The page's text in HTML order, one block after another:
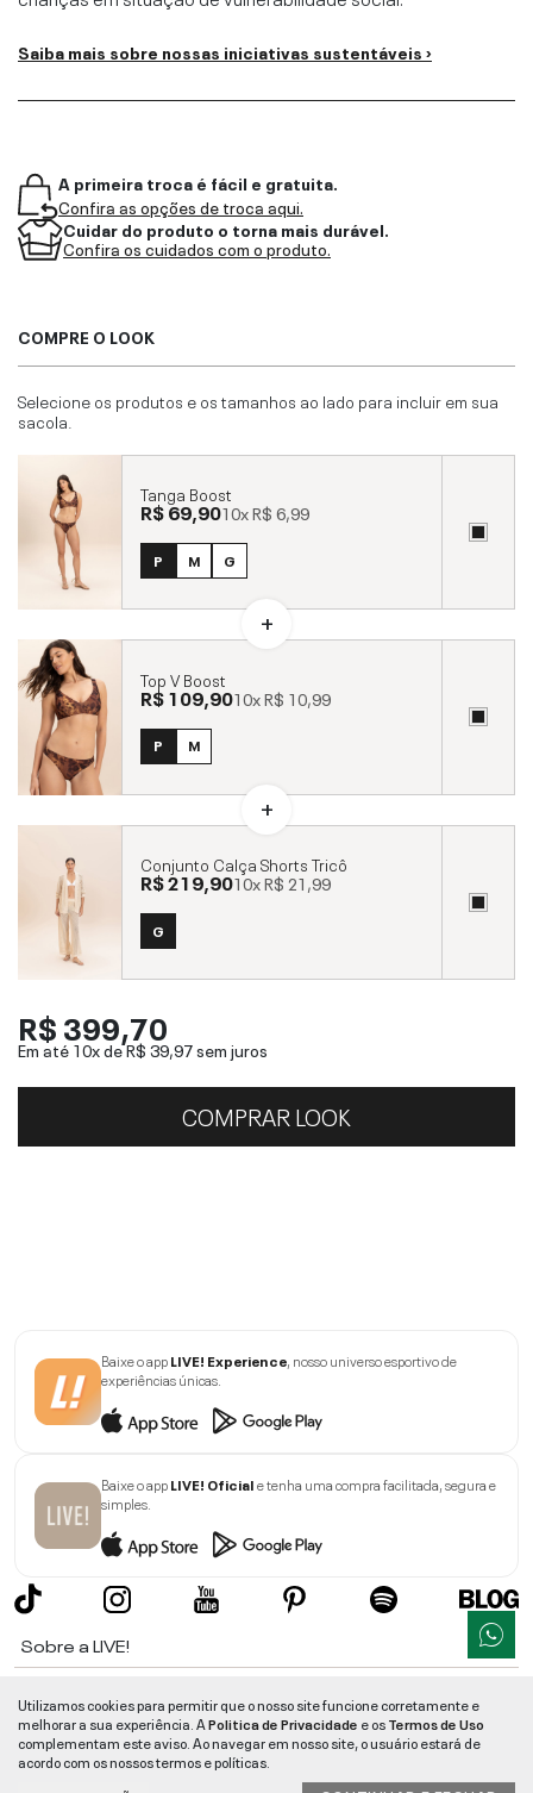
Saiba mais sobre nossas iniciativas sustentáveis ›
A primeira troca é fácil e gratuita.
Confira as opções de troca aqui.
Cuidar do produto o torna mais durável.
Confira os cuidados com o produto.
COMPRE O LOOK
Selecione os produtos e os tamanhos ao lado para incluir em sua
sacola.
Tanga Boost
R$ 69,9010xR$ 6,99
P M G
Top V Boost
R$ 109,9010xR$ 10,99
P M
Conjunto Calça Shorts Tricô
R$ 219,9010xR$ 21,99
G
R$ 399,70
Em até 10x deR$ 39,97sem juros
COMPRAR LOOK
Baixe o appLIVE! Experience, nosso universo esportivo de
experiências únicas.
Baixe o appLIVE! Oficiale tenha uma compra facilitada, segura e
simples.
Sobre a LIVE!
Informações
Utilizamos cookies para permitir que o nosso site funcione corretamente e
melhorar a sua experiência. APolitica de Privacidade e osTermos de Uso
complementam este aviso. Ao navegar em nosso site, o usuário estará de
acordo com os nossos termos e políticas.